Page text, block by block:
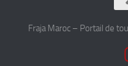
Fraja Maroc – Portail de